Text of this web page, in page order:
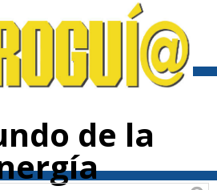
contenido
de la